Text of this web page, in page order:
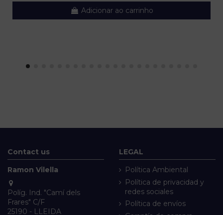
Adicionar ao carrinho
Contact us
Ramon Vilella
Políg. Ind. "Camí dels
Frares" C/F
25190 - LLEIDA
LEGAL
Política Ambiental
Política de privacidad y
redes sociales
Política de envíos